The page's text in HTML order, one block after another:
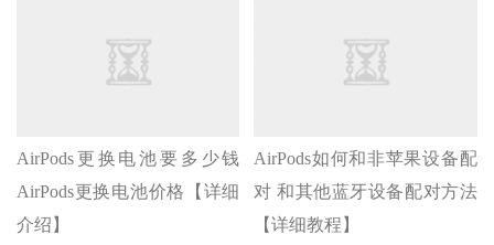
AirPods更换电池要多少钱
AirPods更换电池价格【详细
介绍】
AirPods如何和非苹果设备配
对 和其他蓝牙设备配对方法
【详细教程】